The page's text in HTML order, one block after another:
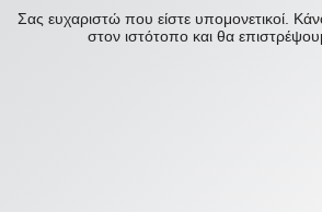
Σας ευχαριστώ που είστε υπομονετικοί.
στον ιστότοπο και θα